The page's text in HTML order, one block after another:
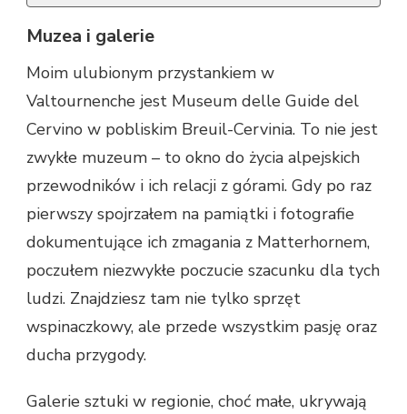
Muzea i galerie
Moim ulubionym przystankiem w
Valtournenche jest Museum delle Guide del
Cervino w pobliskim Breuil-Cervinia. To nie jest
zwykłe muzeum – to okno do życia alpejskich
przewodników i ich relacji z górami. Gdy po raz
pierwszy spojrzałem na pamiątki i fotografie
dokumentujące ich zmagania z Matterhornem,
poczułem niezwykłe poczucie szacunku dla tych
ludzi. Znajdziesz tam nie tylko sprzęt
wspinaczkowy, ale przede wszystkim pasję oraz
ducha przygody.
Galerie sztuki w regionie, choć małe, ukrywają